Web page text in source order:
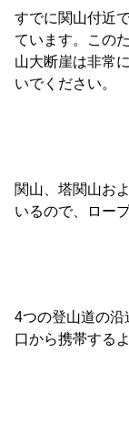
Deutsche
Français
すでに関山付近
ています。この
山大断崖は非常
いでください。
関山、塔関山お
いるので、ロー
4つの登山道の
口から携帯する